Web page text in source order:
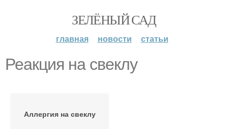
ЗЕЛЁНЫЙ САД
главная новости статьи
Реакция на свеклу
Аллергия на свеклу